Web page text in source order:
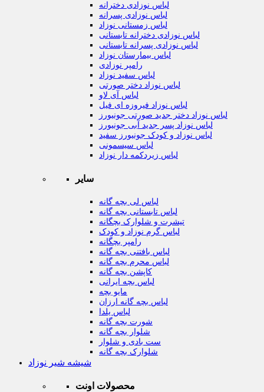
لباس نوزادی دخترانه
لباس نوزادی پسرانه
لباس زمستانی نوزاد
لباس نوزادی دخترانه تابستانی
لباس نوزادی پسرانه تابستانی
لباس بیمارستان نوزاد
رامپر نوزادی
لباس سفید نوزاد
لباس نوزاد دختر صورتی
لباس آی لاو
لباس نوزاد فیروزه ای فیل
لباس نوزاد دختر جدید صورتی جونیورز
لباس نوزاد پسر جدید آبی جونیورز
لباس نوزاد و کودک جونیورز سفید
لباس سیسمونی
لباس زیردکمه دار نوزاد
سایر
لباس لی بچه گانه
لباس تابستانی بچه گانه
تیشرت و شلوارک بچگانه
لباس گرم نوزاد و کودک
رامپر بچگانه
لباس بافتنی بچه گانه
لباس محرم بچه گانه
کاپشن بچه گانه
لباس بچه ایرانی
مایو بچه
لباس بچه گانه ارزان
لباس یلدا
شورت بچه گانه
شلوار بچه گانه
ست بادی و شلوار
شلوارک بچه گانه
شیشه شیر نوزاد
محصولات اونت